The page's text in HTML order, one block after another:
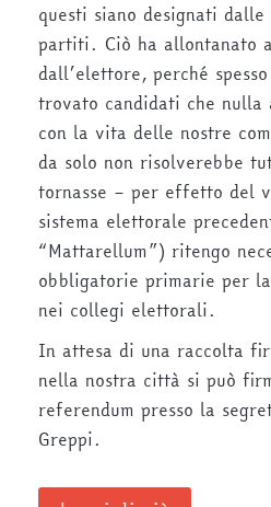
questi siano designati
partiti. Ciò ha allontanato
dall’elettore, perché
trovato candidati che nulla
con la vita delle nostre
da solo non risolverebbe
tornasse – per effetto del
sistema elettorale
“Mattarellum”) ritengo
obbligatorie primarie per
nei collegi elettorali.
In attesa di una raccolta
nella nostra città si può
referendum presso la
Greppi.